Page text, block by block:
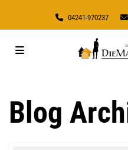
04241-970237
Blog